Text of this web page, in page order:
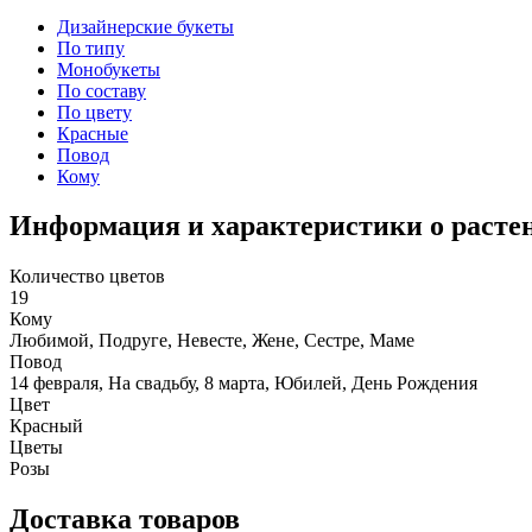
Дизайнерские букеты
По типу
Монобукеты
По составу
По цвету
Красные
Повод
Кому
Информация и характеристики о
Количество цветов
19
Кому
Любимой, Подруге, Невесте, Жене, Сестре, Маме
Повод
14 февраля, На свадьбу, 8 марта, Юбилей, День Рождения
Цвет
Красный
Цветы
Розы
Доставка товаров